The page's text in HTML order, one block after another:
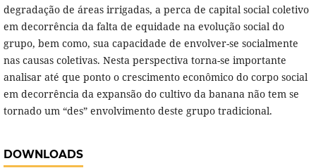
degradação de áreas irrigadas, a perca de capital social coletivo
em decorrência da falta de equidade na evolução social do
grupo, bem como, sua capacidade de envolver-se socialmente
nas causas coletivas. Nesta perspectiva torna-se importante
analisar até que ponto o crescimento econômico do corpo social
em decorrência da expansão do cultivo da banana não tem se
tornado um “des” envolvimento deste grupo tradicional.
DOWNLOADS